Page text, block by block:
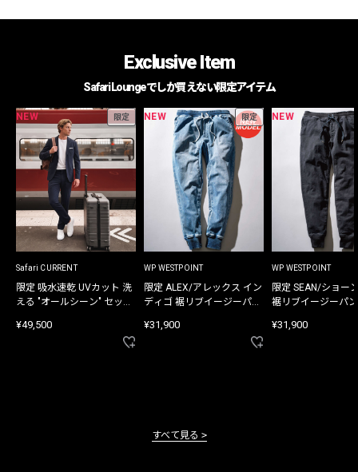
Exclusive Item
Safari Loungeでしか買えない限定アイテム
NEW 限定
Safari CURRENT
限定 吸水速乾 UVカット 洗
える "オールシーン" セット
¥49,500
NEW 限定
WP WESTPOINT
限定 ALEX/アレックス イン
ディゴ 裾リブイージーパン
¥31,900
NEW
WP WESTPOINT
限定 SEAN/ショー
裾リブイージーパ
¥31,900
すべて見る